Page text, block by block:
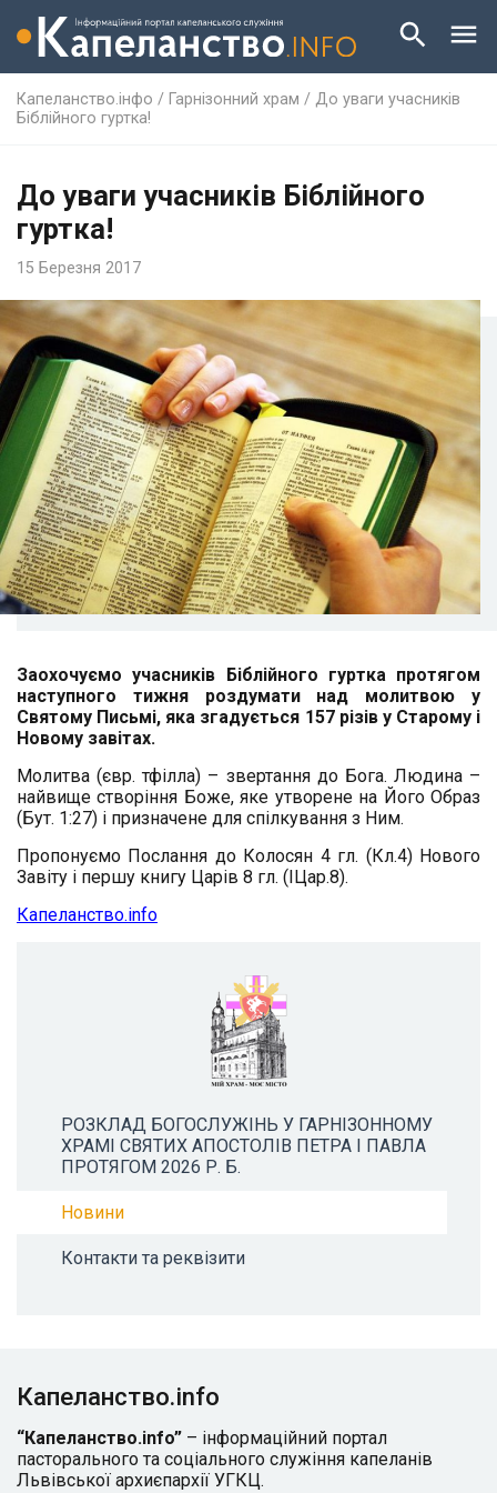
Капеланство.інфо / Гарнізонний храм / До уваги учасників
Біблійного гуртка!
До уваги учасників Біблійного
гуртка!
15 Березня 2017
Заохочуємо учасників Біблійного гуртка протягом
наступного тижня роздумати над молитвою у
Святому Письмі, яка згадується 157 різів у Старому і
Новому завітах.
Молитва (євр. тфілла) – звертання до Бога. Людина –
найвище створіння Боже, яке утворене на Його Образ
(Бут. 1:27) і призначене для спілкування з Ним.
Пропонуємо Послання до Колосян 4 гл. (Кл.4) Нового
Завіту і першу книгу Царів 8 гл. (ІЦар.8).
Капеланство.info
РОЗКЛАД БОГОСЛУЖІНЬ У ГАРНІЗОННОМУ
ХРАМІ СВЯТИХ АПОСТОЛІВ ПЕТРА І ПАВЛА
ПРОТЯГОМ 2026 Р. Б.
Новини
Контакти та реквізити
Капеланство.info
“Капеланство.info” – інформаційний портал
пасторального та соціального служіння капеланів
Львівської архиєпархії УГКЦ.